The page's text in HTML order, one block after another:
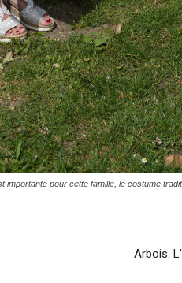
importante pour cette famille, le costume
Arbois.